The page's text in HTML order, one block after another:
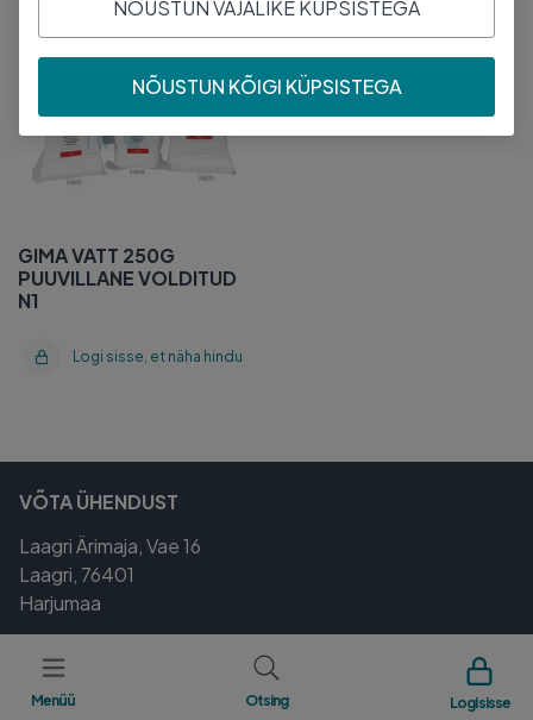
Menüü Otsing Logi sisse
GIMA VATT 250G
PUUVILLANE VOLDITUD
GIMA VATT 250G
PUUVILLANE VOLDITUD
N1
Logi sisse, et näha hindu
VÕTA ÜHENDUST
Laagri Ärimaja, Vae 16
Laagri, 76401
Harjumaa
Tel.800 5000
vettellimused@magnum.ee
NÕUSTUN VAJALIKE KÜPSISTEGA
NÕUSTUN KÕIGI KÜPSISTEGA